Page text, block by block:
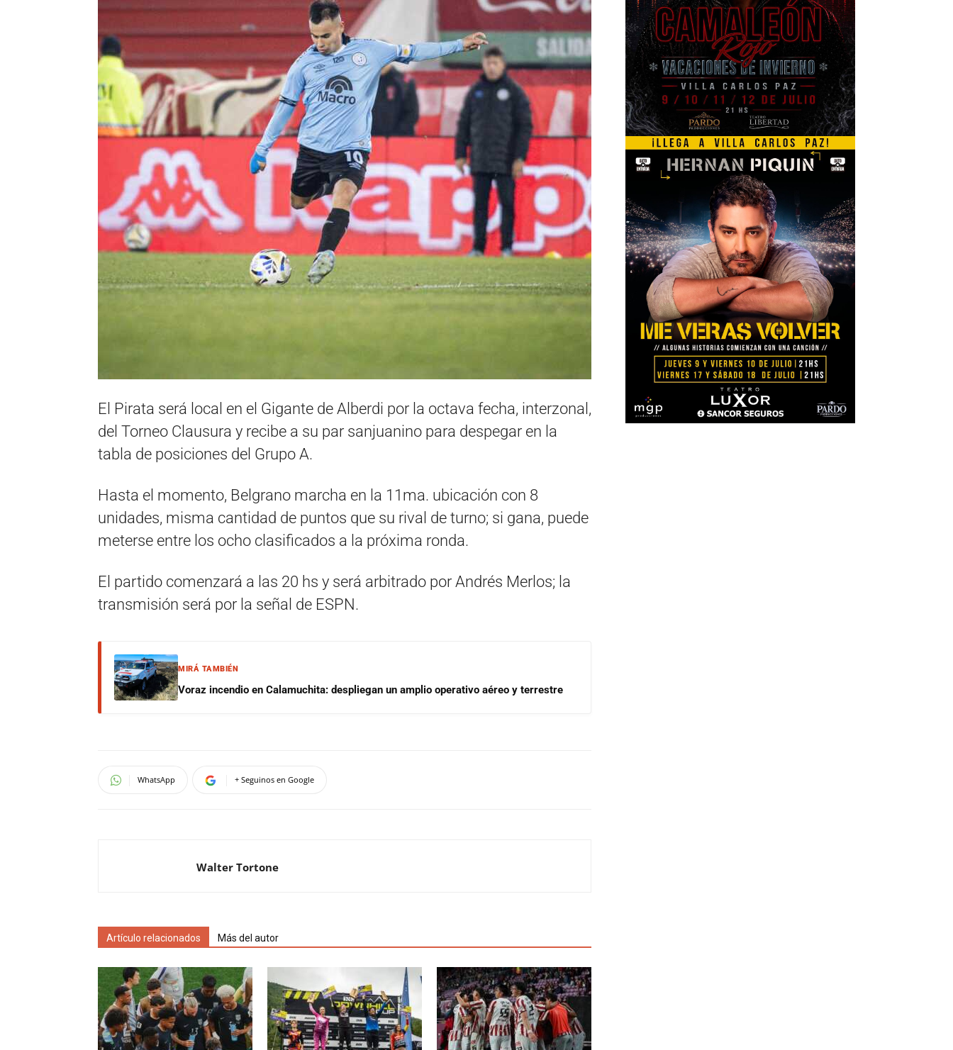
El Pirata será local en el Gigante de Alberdi por la octava fecha, interzonal,
del Torneo Clausura y recibe a su par sanjuanino para despegar en la
tabla de posiciones del Grupo A.
Hasta el momento, Belgrano marcha en la 11ma. ubicación con 8
unidades, misma cantidad de puntos que su rival de turno; si gana, puede
meterse entre los ocho clasificados a la próxima ronda.
El partido comenzará a las 20 hs y será arbitrado por Andrés Merlos; la
transmisión será por la señal de ESPN.
MIRÁ TAMBIÉN
Voraz incendio en Calamuchita: despliegan un amplio operativo aéreo y terrestre
WhatsApp + Seguinos en Google
Walter Tortone
Artículo relacionados Más del autor